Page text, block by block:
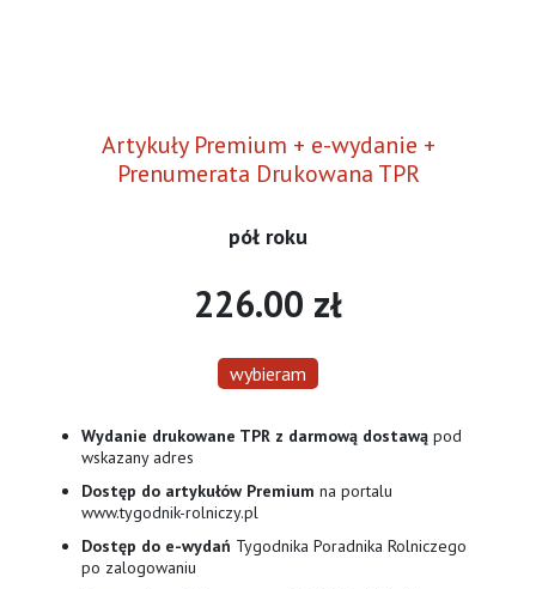
Artykuły Premium + e-wydanie +
Prenumerata Drukowana TPR
pół roku
226.00 zł
wybieram
Wydanie drukowane TPR z darmową dostawą pod
wskazany adres
Dostęp do artykułów Premium na portalu
www.tygodnik-rolniczy.pl
Dostęp do e-wydań Tygodnika Poradnika Rolniczego
po zalogowaniu